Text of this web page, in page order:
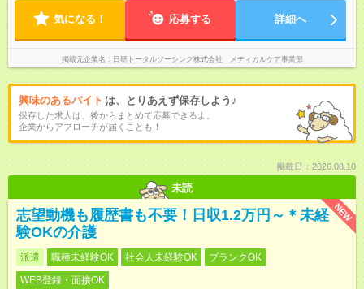
気になる！ 応募する 詳細へ
掲載元企業名 日研トータルソーシング株式会社 メディカルケア事業部
興味のあるバイト は、とりあえず保存しよう♪
保存した求人は、後からまとめて応募できるよ。
企業からアプローチが届くことも！
掲載日：2026.08.10
未読
NEW
志望動機も履歴書も不要！日収1.2万円～＊未経
験OKの介護
派遣 職種未経験OK 社会人未経験OK
ブランクOK
WEB登録・面接OK